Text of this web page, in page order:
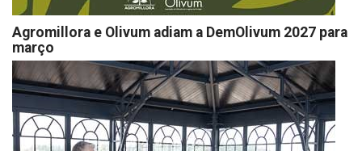
Agromillora e Olivum adiam a DemOlivum 2027 para
março